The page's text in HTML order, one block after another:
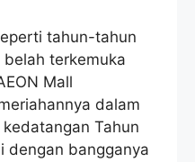
tahun-tahun
terkemuka
Mall
dalam
Tahun
dengan bangganya